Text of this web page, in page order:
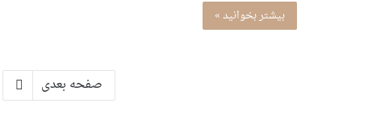
بیشتر بخوانید »
صفحه بعدی